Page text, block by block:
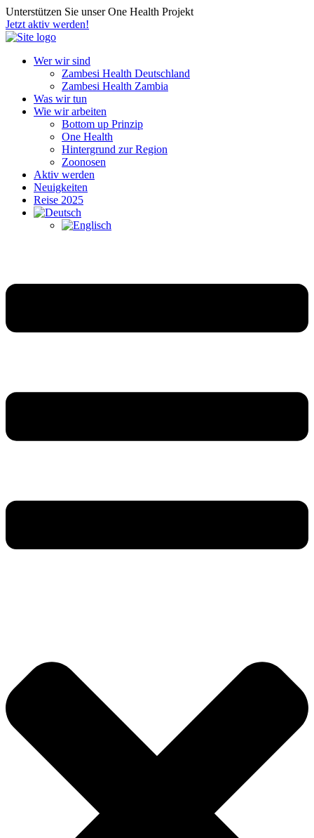
Unterstützen Sie unser One Health Projekt
Jetzt aktiv werden!
Wer wir sind
Zambesi Health Deutschland
Zambesi Health Zambia
Was wir tun
Wie wir arbeiten
Bottom up Prinzip
One Health
Hintergrund zur Region
Zoonosen
Aktiv werden
Neuigkeiten
Reise 2025